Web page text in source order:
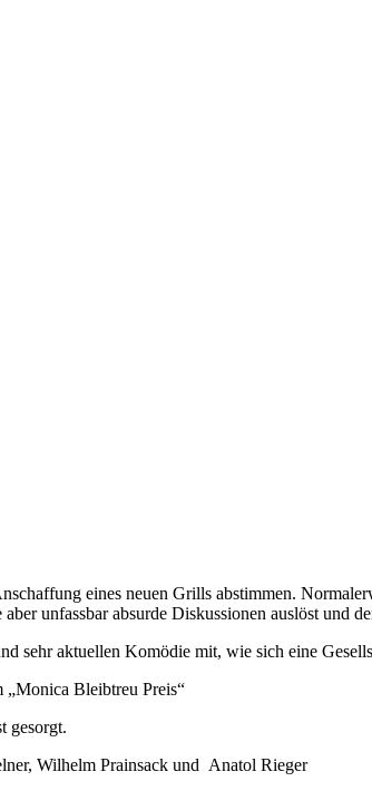
eines neuen Grills abstimmen.
unfassbar absurde Diskussionen auslöst und
sehr aktuellen Komödie mit, wie sich eine
dem „Monica Bleibtreu Preis“
gesorgt.
Wilhelm Prainsack und Anatol Rieger